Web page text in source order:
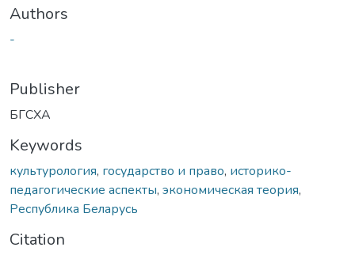
Authors
-
Publisher
БГСХА
Keywords
культурология, государство и право, историко-
педагогические аспекты, экономическая теория,
Республика Беларусь
Citation